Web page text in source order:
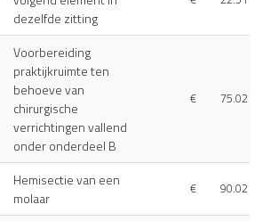
dezelfde zitting
Voorbereiding
praktijkruimte ten
behoeve van
chirurgische
verrichtingen vallend
onder onderdeel B
€ 75.02
Hemisectie van een
molaar
€ 90.02